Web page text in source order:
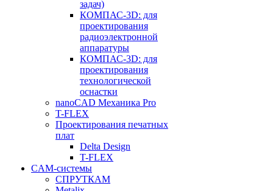
задач)
КОМПАС-3D: для
проектирования
радиоэлектронной
аппаратуры
КОМПАС-3D: для
проектирования
технологической
оснастки
nanoCAD Механика Pro
T-FLEX
Проектирования печатных
плат
Delta Design
T-FLEX
CAM-системы
СПРУТКAM